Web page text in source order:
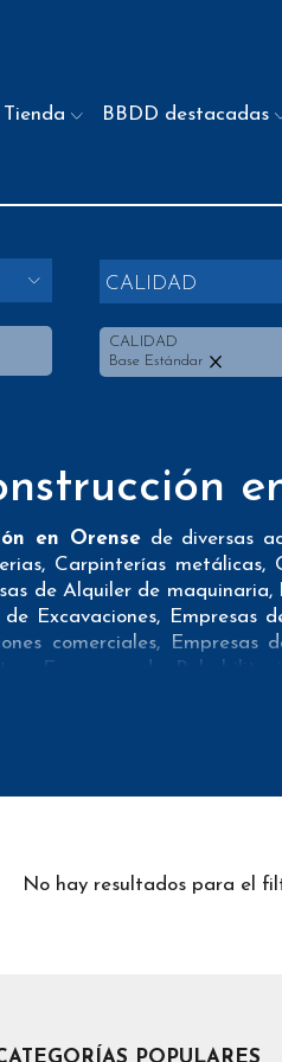
Tienda BBDD destacadas
CALIDAD
CALIDAD
Base Estándar
en Orensede diversas
Carpinterías metálicas,
de Alquiler de
Excavaciones,
comerciales,
Empresas de
electricos, Empresas
Empresas de Ventanas,
de contacto que
No hay resultados para el
POPULARES